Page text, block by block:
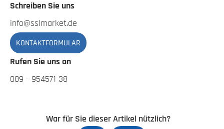
Schreiben Sie uns
info@sslmarket.de
KONTAKTFORMULAR
Rufen Sie uns an
089 - 954571 38
War für Sie dieser Artikel nützlich?